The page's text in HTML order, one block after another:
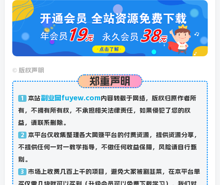
© 版权声明
郑重声明
1 本站副业网fuyew.com内容转载于网络，版权归原作者所
有，不拥有所有权，不承担相关法律责任，如果侵犯了您的权
益，请联系删除。
2 本平台仅收集整理各大网赚平台的付费资源，提供资源分享，
不提供任何一对一教学指导，不做任何收益保障，风险请自行甄
别。
3 市场上收费几百上千的项目，避免大家被割韭菜，在本平台单
买仅需几块就可以买到（升级会员可以免费下载学习），我们对